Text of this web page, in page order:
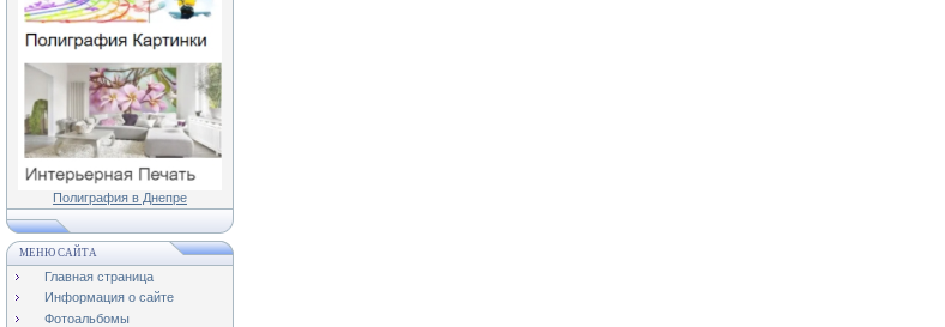
Полиграфия в Днепре
МЕНЮ САЙТА
Главная страница
Информация о сайте
Фотоальбомы